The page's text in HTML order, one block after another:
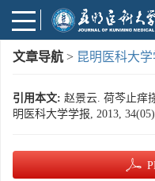
文章导航 > 昆明医科大学
引用本文: 赵景云. 荷芩止痒
明医科大学学报, 2013,